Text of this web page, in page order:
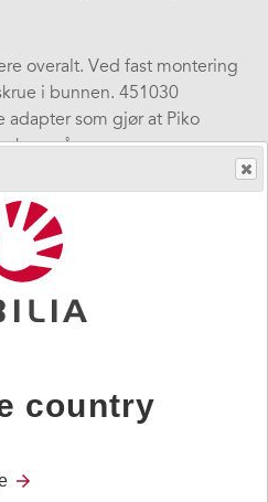
overalt. Ved fast montering
i bunnen. 451030
som gjør at Piko
skrus på.
tåler vann og kan brukes i
country